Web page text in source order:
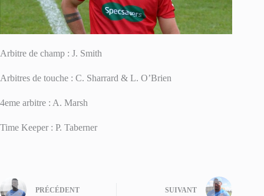
Arbitre de champ : J. Smith
Arbitres de touche : C. Sharrard & L. O’Brien
4eme arbitre : A. Marsh
Time Keeper : P. Taberner
PRÉCÉDENT SUIVANT